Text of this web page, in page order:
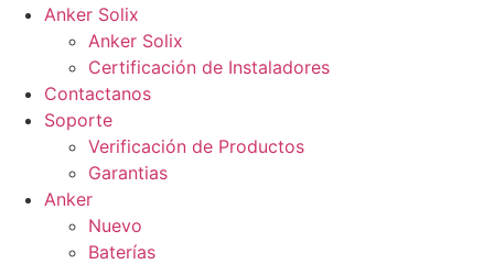
Anker Solix
Anker Solix
Certificación de Instaladores
Contactanos
Soporte
Verificación de Productos
Garantias
Anker
Nuevo
Baterías